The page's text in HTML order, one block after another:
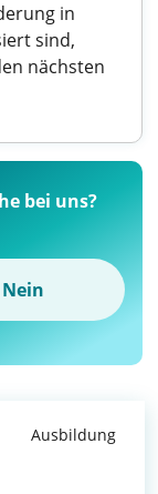
in
sind,
nächsten
bei uns?
Nein
Ausbildung